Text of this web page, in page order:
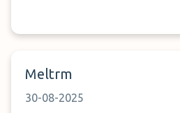
Meltrm
30-08-2025